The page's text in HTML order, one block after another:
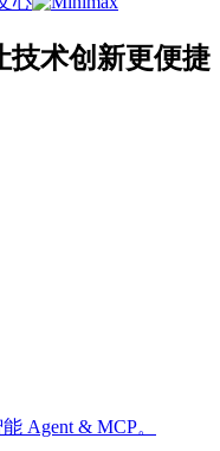
技术创新更便捷
Agent & MCP。